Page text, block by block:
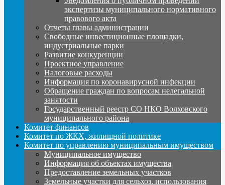
экспертизы муниципального нормативного
правового акта
Отчеты главы администрации
Свободные инвестиционные площадки,
индустриальные парки
Развитие конкуренции
Проектное управление
Налоговые расходы
Информация по коронавирусной инфекции
Обращение граждан по вопросам нелегальной
занятости
Государственный реестр СО НКО Волховского
муниципального района
Комитет финансов
Комитет по ЖКХ, жилищной политике
Комитет по управлению муниципальным имуществом
Муниципальное имущество
Информация об объектах имущества
Предоставление земельных участков
Земельные участки для сельхоз. использования